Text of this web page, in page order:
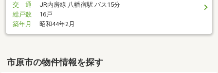
交 通
JR内房線 八幡宿駅 バス15分
総戸数
16戸
築年月
昭和44年2月
市原市の物件情報を探す